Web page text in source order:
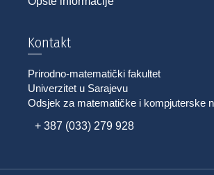
Kontakt
Prirodno-matematički fakultet
Univerzitet u Sarajevu
Odsjek za matematičke i kompjuterske
+ 387 (033) 279 928